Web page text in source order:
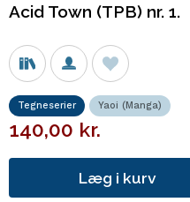
Acid Town (TPB) nr. 1.
Tegneserier Yaoi (Manga)
140,00 kr.
Læg i kurv